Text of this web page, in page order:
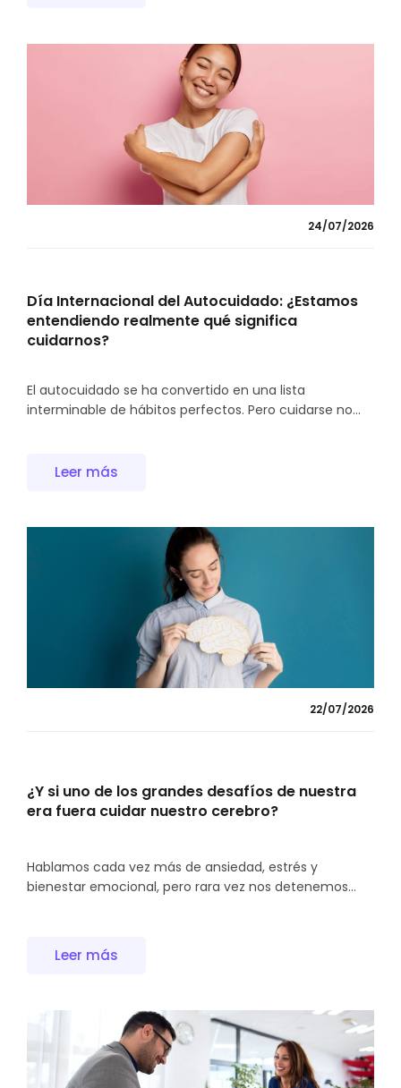
24/07/2026
Día Internacional del Autocuidado: ¿Estamos
entendiendo realmente qué significa
cuidarnos?
El autocuidado se ha convertido en una lista
interminable de hábitos perfectos. Pero cuidarse no...
Leer más
22/07/2026
¿Y si uno de los grandes desafíos de nuestra
era fuera cuidar nuestro cerebro?
Hablamos cada vez más de ansiedad, estrés y
bienestar emocional, pero rara vez nos detenemos...
Leer más